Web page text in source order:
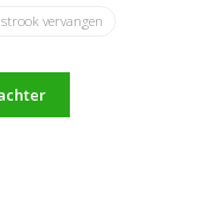
strook vervangen